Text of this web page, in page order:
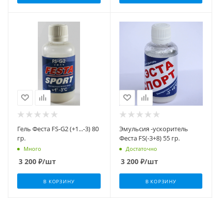
Гель Феста FS-G2 (+1...-3) 80
гр.
Много
3 200 ₽/шт
В КОРЗИНУ
Эмульсия -ускоритель
Феста FS(-3+8) 55 гр.
Достаточно
3 200₽/шт
В КОРЗИНУ